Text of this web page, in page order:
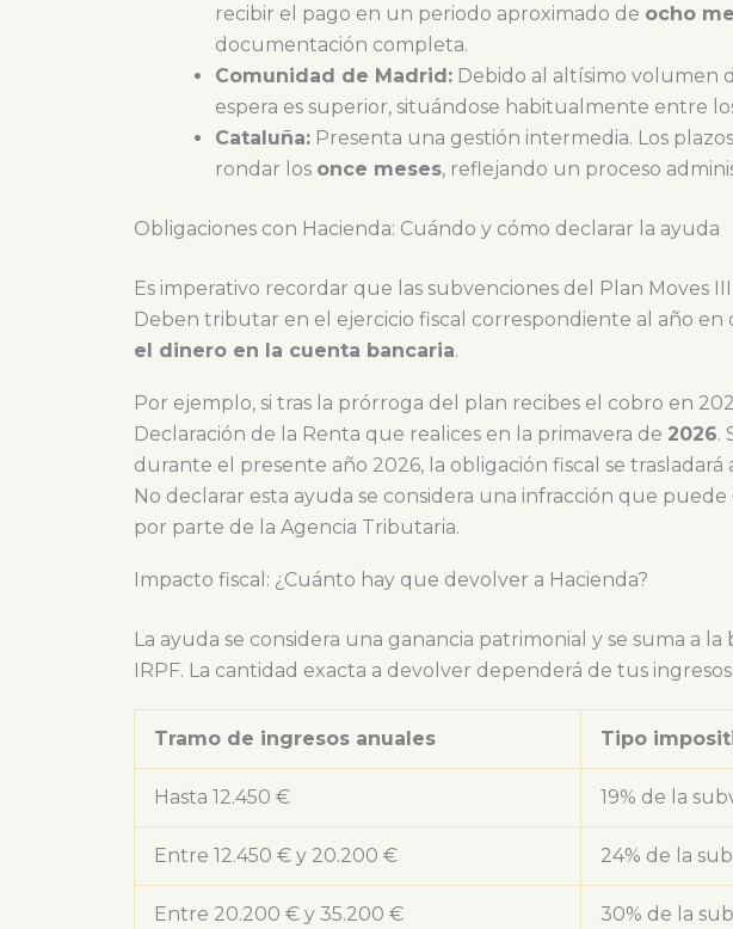
recibir el pago en un periodo aproximado de ocho
documentación completa.
Comunidad de Madrid: Debido al altísimo volumen
espera es superior, situándose habitualmente entre
Cataluña: Presenta una gestión intermedia. Los
rondar los once meses, reflejando un proceso
Obligaciones con Hacienda: Cuándo y cómo declarar la ayuda
Es imperativo recordar que las subvenciones del Plan Moves
Deben tributar en el ejercicio fiscal correspondiente al año en
el dinero en la cuenta bancaria.
Por ejemplo, si tras la prórroga del plan recibes el cobro en
Declaración de la Renta que realices en la primavera de 2026.
durante el presente año 2026, la obligación fiscal se trasladará
No declarar esta ayuda se considera una infracción que
por parte de la Agencia Tributaria.
Impacto fiscal: ¿Cuánto hay que devolver a Hacienda?
La ayuda se considera una ganancia patrimonial y se suma a
IRPF. La cantidad exacta a devolver dependerá de tus
Tramo de ingresos anuales Tipo
Hasta 12.450 € 19% de la
Entre 12.450 € y 20.200 € 24% de la
Entre 20.200 € y 35.200 € 30% de la